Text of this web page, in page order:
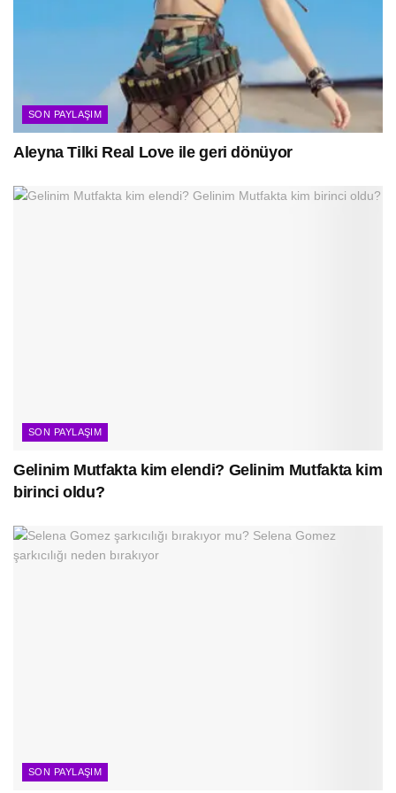
SON PAYLAŞIM
Aleyna Tilki Real Love ile geri dönüyor
SON PAYLAŞIM
Gelinim Mutfakta kim elendi? Gelinim Mutfakta kim
birinci oldu?
SON PAYLAŞIM